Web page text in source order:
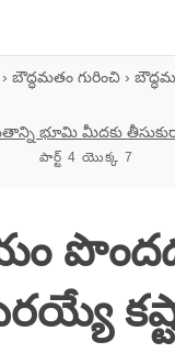
› బౌద్ధమతం గురించి ›
భూమి మీదకు
పార్ట్ 4 యొక్క 7